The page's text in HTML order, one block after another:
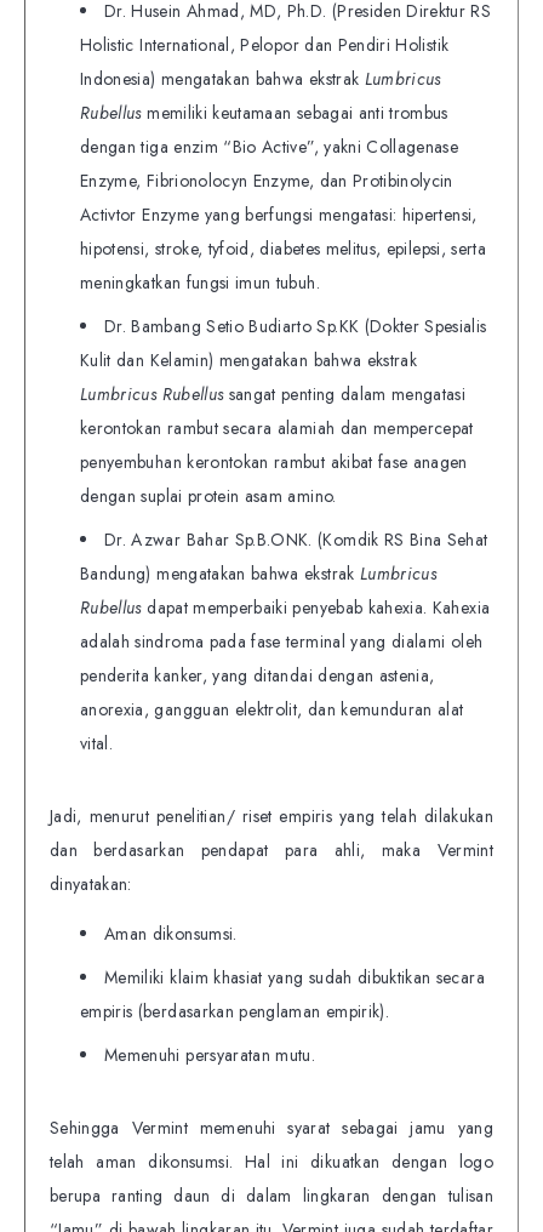
Dr. Husein Ahmad, MD, Ph.D. (Presiden Direktur RS
Holistic International, Pelopor dan Pendiri Holistik
Indonesia) mengatakan bahwa ekstrak Lumbricus
Rubellusmemiliki keutamaan sebagai anti trombus
dengan tiga enzim “Bio Active”, yakni Collagenase
Enzyme, Fibrionolocyn Enzyme, dan Protibinolycin
Activtor Enzyme yang berfungsi mengatasi: hipertensi,
hipotensi, stroke, tyfoid, diabetes melitus, epilepsi, serta
meningkatkan fungsi imun tubuh.
Dr. Bambang Setio Budiarto Sp.KK (Dokter Spesialis
Kulit dan Kelamin) mengatakan bahwa ekstrak
Lumbricus Rubellussangat penting dalam mengatasi
kerontokan rambut secara alamiah dan mempercepat
penyembuhan kerontokan rambut akibat fase anagen
dengan suplai protein asam amino.
Dr. Azwar Bahar Sp.B.ONK. (Komdik RS Bina Sehat
Bandung) mengatakan bahwa ekstrak Lumbricus
Rubellusdapat memperbaiki penyebab kahexia. Kahexia
adalah sindroma pada fase terminal yang dialami oleh
penderita kanker, yang ditandai dengan astenia,
anorexia, gangguan elektrolit, dan kemunduran alat
vital.
Jadi, menurut penelitian/ riset empiris yang telah dilakukan
dan berdasarkan pendapat para ahli, maka Vermint
dinyatakan:
Aman dikonsumsi.
Memiliki klaim khasiat yang sudah dibuktikan secara
empiris (berdasarkan penglaman empirik).
Memenuhi persyaratan mutu.
Sehingga Vermint memenuhi syarat sebagai jamu yang
telah aman dikonsumsi. Hal ini dikuatkan dengan logo
berupa ranting daun di dalam lingkaran dengan tulisan